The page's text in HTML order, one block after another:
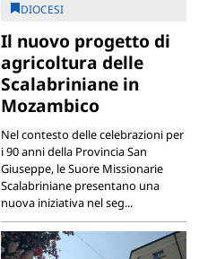
DIOCESI
Il nuovo progetto di
agricoltura delle
Scalabriniane in
Mozambico
Nel contesto delle celebrazioni per
i 90 anni della Provincia San
Giuseppe, le Suore Missionarie
Scalabriniane presentano una
nuova iniziativa nel seg...